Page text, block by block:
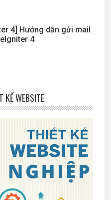
4] Hướng dẫn gửi mail
4
KẾ WEBSITE